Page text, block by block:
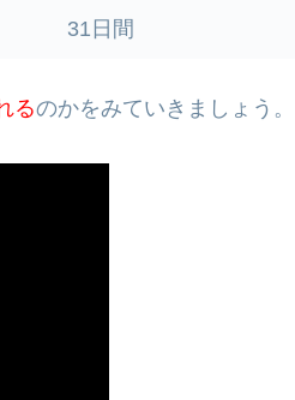
31日間
るのかをみていきましょう。